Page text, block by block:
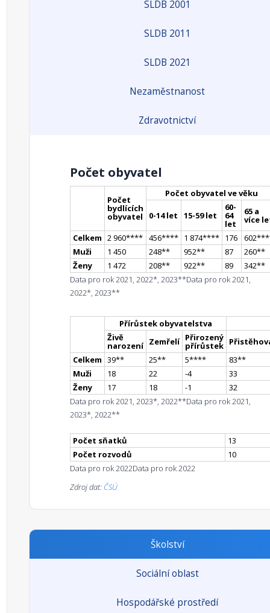
SLDB 2001
SLDB 2011
SLDB 2021
Nezaměstnanost
Zdravotnictví
Počet obyvatel
Počet
bydlících
obyvatel
Počet obyvatel ve věku
0-14 let 15-59 let
60-
64
let
65 a
více
Celkem 2 960**** 456**** 1 874**** 176 602**
Muži
1 450 248** 952** 87 260**
Ženy
1 472 208** 922** 89 342**
Data pro rok 2021, 2022*, 2023**Data pro rok 2021,
2022*, 2023**
Přírůstek obyvatelstva
Živě
narození Zemřelí Přirozený
přírůstek
Celkem 39** 25** 5**** 83**
Muži
18 22 -4
33
Ženy
17 18 -1
32
Data pro rok 2021, 2023*, 2022**Data pro rok 2021,
2023*, 2022**
Počet sňatků
13
Počet rozvodů
10
Data pro rok 2022Data pro rok 2022
Zdroj dat: ČSÚ
Školství
Sociální oblast
Hospodářské prostředí